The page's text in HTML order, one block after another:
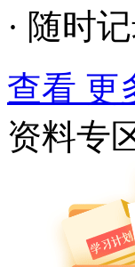
· 随时
查看 更
资料专